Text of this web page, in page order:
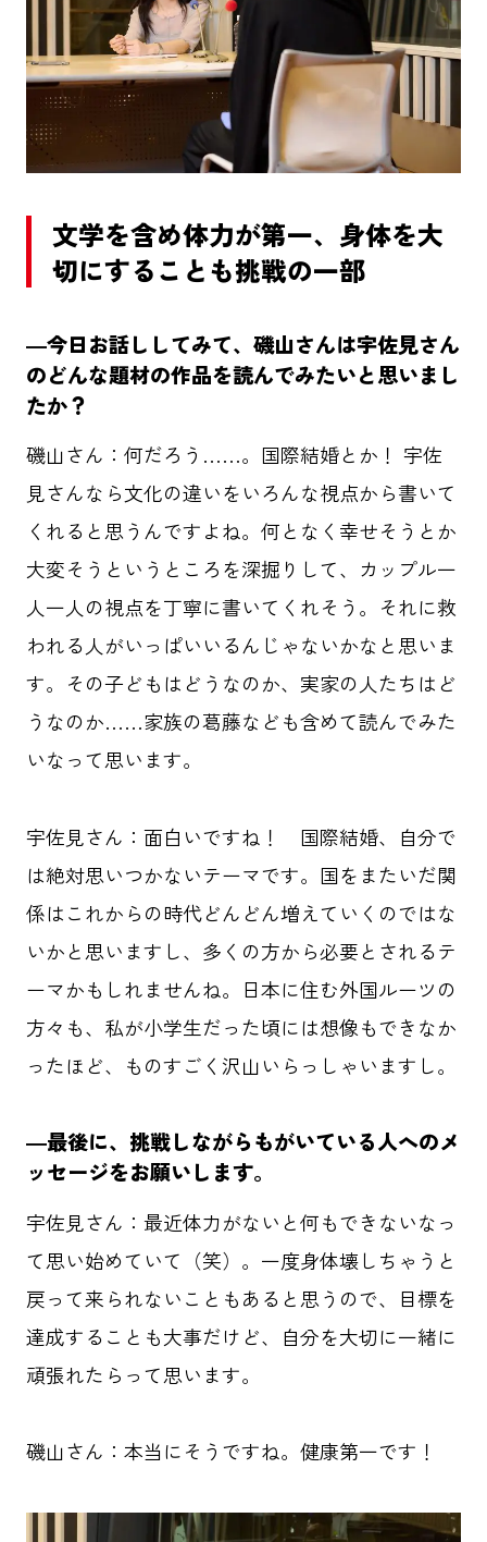
文学を含め体力が第一、身体を大
切にすることも挑戦の一部
―今日お話ししてみて、磯山さんは宇佐見さん
のどんな題材の作品を読んでみたいと思いまし
たか？
磯山さん：何だろう……。国際結婚とか！ 宇佐
見さんなら文化の違いをいろんな視点から書いて
くれると思うんですよね。何となく幸せそうとか
大変そうというところを深掘りして、カップル一
人一人の視点を丁寧に書いてくれそう。それに救
われる人がいっぱいいるんじゃないかなと思いま
す。その子どもはどうなのか、実家の人たちはど
うなのか……家族の葛藤なども含めて読んでみた
いなって思います。
宇佐見さん：面白いですね！ 国際結婚、自分で
は絶対思いつかないテーマです。国をまたいだ関
係はこれからの時代どんどん増えていくのではな
いかと思いますし、多くの方から必要とされるテ
ーマかもしれませんね。日本に住む外国ルーツの
方々も、私が小学生だった頃には想像もできなか
ったほど、ものすごく沢山いらっしゃいますし。
―最後に、挑戦しながらもがいている人へのメ
ッセージをお願いします。
宇佐見さん：最近体力がないと何もできないなっ
て思い始めていて（笑）。一度身体壊しちゃうと
戻って来られないこともあると思うので、目標を
達成することも大事だけど、自分を大切に一緒に
頑張れたらって思います。
磯山さん：本当にそうですね。健康第一です！